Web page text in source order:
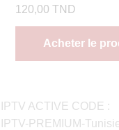
120,00 TND
Acheter le
IPTV ACTIVE CODE :
IPTV-PREMIUM-